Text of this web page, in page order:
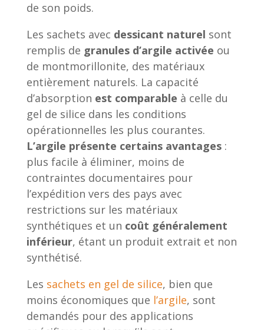
de son poids.
Les sachets avec dessicant naturel sont
remplis de granules d’argile activée ou
de montmorillonite, des matériaux
entièrement naturels. La capacité
d’absorption est comparable à celle du
gel de silice dans les conditions
opérationnelles les plus courantes.
L’argile présente certains avantages:
plus facile à éliminer, moins de
contraintes documentaires pour
l’expédition vers des pays avec
restrictions sur les matériaux
synthétiques et un coût généralement
inférieur, étant un produit extrait et non
synthétisé.
Les sachets en gel de silice, bien que
moins économiques que l’argile, sont
demandés pour des applications